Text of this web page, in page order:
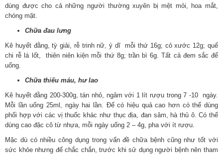
dùng được cho cả những người thường xuyên bị mệt mỏi, hoa mắt,
chóng mặt.
Chữa đau lưng
Kê huyết đằng, tỳ giải, rễ trinh nữ, ý dĩ mỗi thứ 16g; cỏ xước 12g; quế
chi rễ lá lốt, thiên niên kiện mỗi thứ 8g; trần bì 6g. Tất cả đem sắc để
uống.
Chữa thiếu máu, hư lao
Kê huyết đằng 200-300g, tán nhỏ, ngâm với 1 lít rượu trong 7 -10 ngày.
Mỗi lần uống 25ml, ngày hai lần. Để có hiệu quả cao hơn có thể dùng
phối hợp với các vị thuốc khác như thục địa, đan sâm, hà thủ ô. Có thể
dùng cao đặc cô từ nhựa, mỗi ngày uống 2 – 4g, pha với ít rượu.
Mặc dù có nhiều công dụng trong vấn đề chữa bệnh cũng như tốt với
sức khỏe nhưng để chắc chắn, trước khi sử dụng người bệnh nên tham